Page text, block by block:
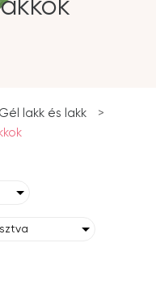
Gél lakk és lakk
>